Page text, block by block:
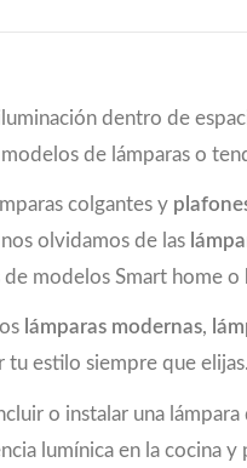
dentro de
de lámparas o
colgantes y
olvidamos de las
modelos Smart home o
lámparas modernas,
tu estilo siempre que elijas.
o instalar una
lumínica en la cocina